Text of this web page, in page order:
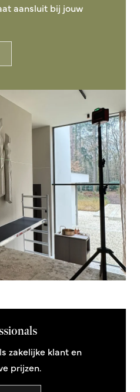
aansluit bij jouw
zakelijke klant en
prijzen.